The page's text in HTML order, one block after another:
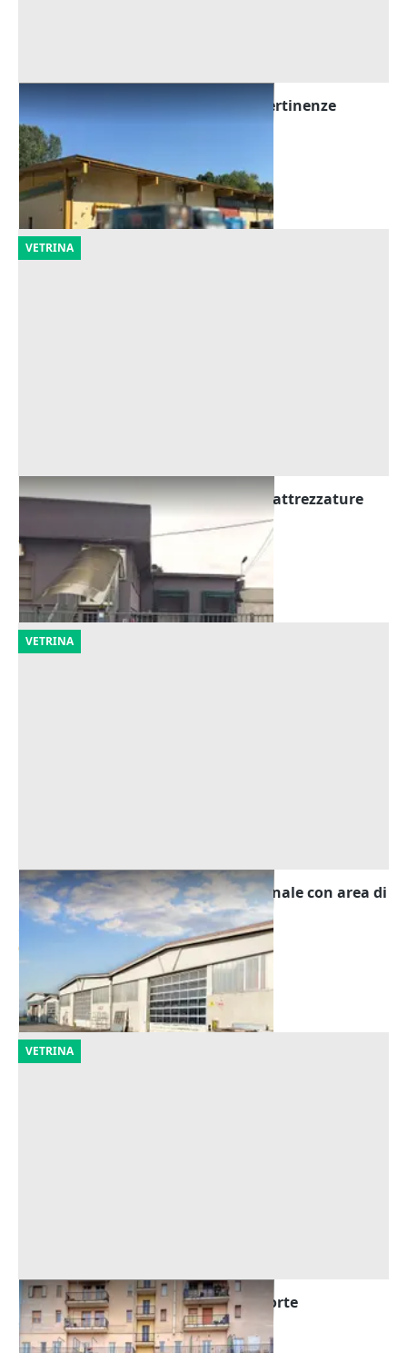
Asta Capannone artigianale con pertinenze
Castelverde (Cremona)
Offerta minima
360.000 €
23/09/2026
VETRINA
Asta Edificio produttivo con celle e attrezzature
Alta Val Tidone (Piacenza)
816.663 €
09/09/2026
VETRINA
Asta Fabbricato industriale-artigianale con area di
pertinenza
Cicognolo (Cremona)
Offerta minima
665.123 €
06/10/2026
VETRINA
Asta Laboratorio artigianale con corte
Offerta minima
18.739 €